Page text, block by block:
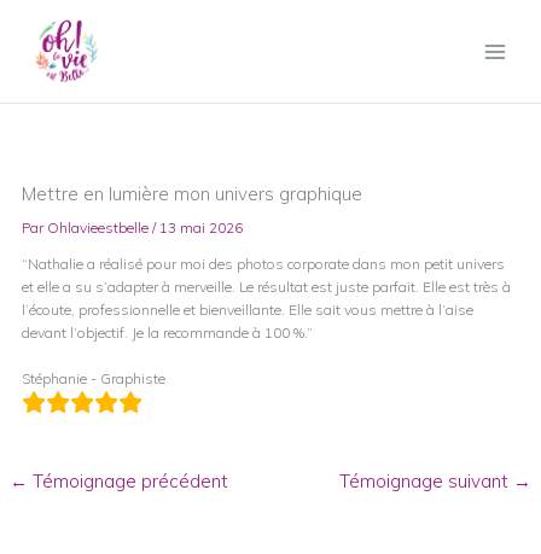
contenu
Mettre en lumière mon univers graphique
Par Ohlavieestbelle/ 13 mai 2026
“Nathalie a réalisé pour moi des photos corporate dans mon petit univers
et elle a su s’adapter à merveille. Le résultat est juste parfait. Elle est très à
l’écoute, professionnelle et bienveillante. Elle sait vous mettre à l’aise
devant l’objectif. Je la recommande à 100 %.”
Stéphanie - Graphiste
← Témoignage précédent Témoignage suivant →